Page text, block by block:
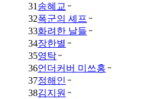
31 송혜교
32폭군의 셰프
33화려한 날들
34장한별
35영탁
36언더커버 미쓰홍
37정해인
38김지원